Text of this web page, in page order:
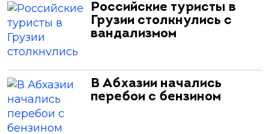
Российские туристы в
Грузии столкнулись с
вандализмом
В Абхазии начались
перебои с бензином